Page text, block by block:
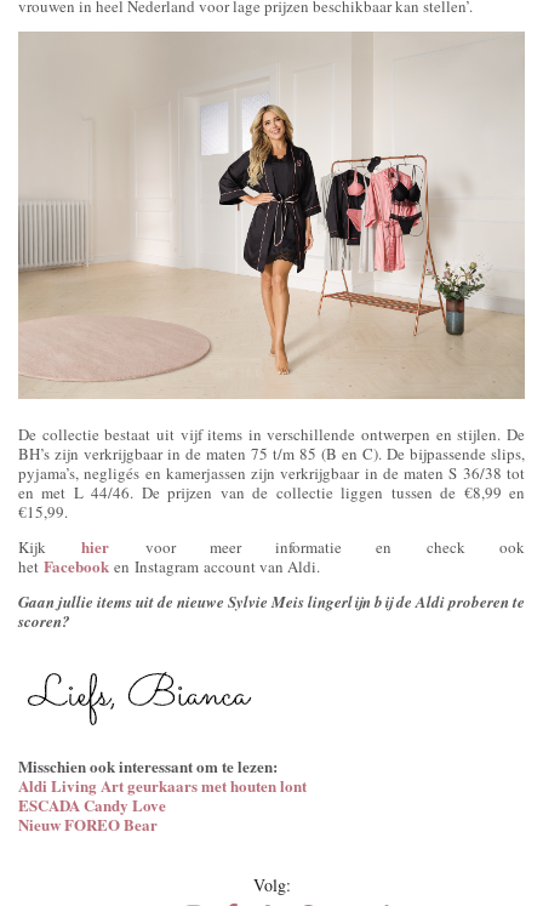
vrouwen in heel Nederland voor lage prijzen beschikbaar kan stellen’.
De collectie bestaat uit vijf items in verschillende ontwerpen en stijlen. De
BH’s zijn verkrijgbaar in de maten 75 t/m 85 (B en C). De bijpassende slips,
pyjama’s, negligés en kamerjassen zijn verkrijgbaar in de maten S 36/38 tot
en met L 44/46. De prijzen van de collectie liggen tussen de €8,99 en
€15,99.
Kijkhier voor meer informatie en check ook
het Facebook en Instagram account van Aldi.
Gaan jullie items uit de nieuwe Sylvie Meis lingerlijn bij de Aldi proberen te
scoren?
Misschien ook interessant om te lezen:
Aldi Living Art geurkaars met houten lont
ESCADA Candy Love
Nieuw FOREO Bear
Volg: